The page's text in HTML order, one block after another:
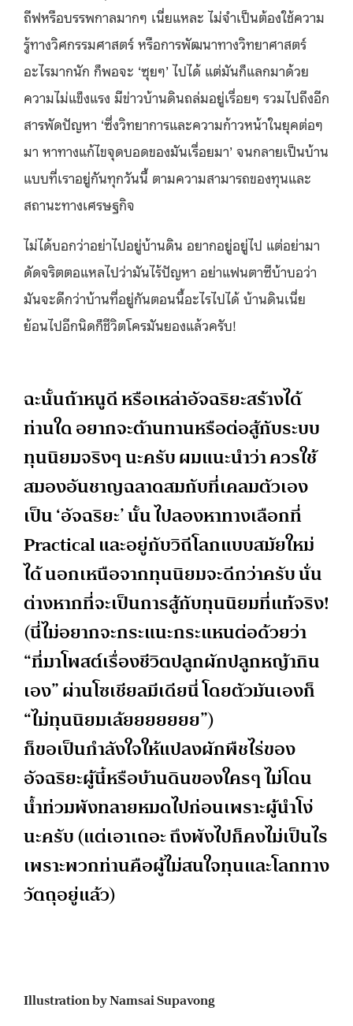
ถีฟหรือบรรพกาลมากๆ เนี่ยแหละ ไม่จำเป็นต้องใช้ความ
รู้ทางวิศกรรมศาสตร์ หรือการพัฒนาทางวิทยาศาสตร์
อะไรมากนัก ก็พอจะ ‘ซุยๆ’ ไปได้ แต่มันก็แลกมาด้วย
ความไม่แข็งแรง มีข่าวบ้านดินถล่มอยู่เรื่อยๆ รวมไปถึงอีก
สารพัดปัญหา ‘ซึ่งวิทยาการและความก้าวหน้าในยุคต่อๆ
มา หาทางแก้ไขจุดบอดของมันเรื่อยมา’ จนกลายเป็นบ้าน
แบบที่เราอยู่กันทุกวันนี้ ตามความสามารถของทุนและ
สถานะทางเศรษฐกิจ
ไม่ได้บอกว่าอย่าไปอยู่บ้านดิน อยากอยู่อยู่ไป แต่อย่ามา
ดัดจริตตอแหลไปว่ามันไร้ปัญหา อย่าแฟนตาซีบ้าบอว่า
มันจะดีกว่าบ้านที่อยู่กันตอนนี้อะไรไปได้ บ้านดินเนี่ย
ย้อนไปอีกนิดก็ชีวิตโครมันยองแล้วครับ!
ฉะนั้นถ้าหนูดี หรือเหล่าอัจฉริยะสร้างได้
ท่านใด อยากจะต้านทานหรือต่อสู้กับระบบ
ทุนนิยมจริงๆ นะครับ ผมแนะนำว่า ควรใช้
สมองอันชาญฉลาดสมกับที่เคลมตัวเอง
เป็น ‘อัจฉริยะ’ นั้น ไปลองหาทางเลือกที่
Practical และอยู่กับวิถีโลกแบบสมัยใหม่
ได้ นอกเหนือจากทุนนิยมจะดีกว่าครับ นั่น
ต่างหากที่จะเป็นการสู้กับทุนนิยมที่แท้จริง!
(นี่ไม่อยากจะกระแนะกระแหนต่อด้วยว่า
“ที่มาโพสต์เรื่องชีวิตปลูกผักปลูกหญ้ากิน
เอง” ผ่านโซเชียลมีเดียนี่ โดยตัวมันเองก็
“ไม่ทุนนิยมเล้ยยยยยยย”)
ก็ขอเป็นกำลังใจให้แปลงผักพืชไร่ของ
อัจฉริยะผู้นี้หรือบ้านดินของใครๆ ไม่โดน
น้ำท่วมพังทลายหมดไปก่อนเพราะผู้นำโง่
นะครับ (แต่เอาเถอะ ถึงพังไปก็คงไม่เป็นไร
เพราะพวกท่านคือผู้ไม่สนใจทุนและโลกทาง
วัตถุอยู่แล้ว)
Illustration by Namsai Supavong